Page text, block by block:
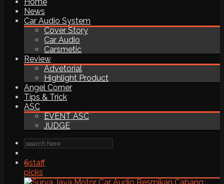
News
Car Audio System
Cover Story
Car Audio
Carsmetic
Review
Advetorial
Highlight Product
Angel Corner
Tips & Trick
ASC
EVENT ASC
JUDGE
6staff
picks